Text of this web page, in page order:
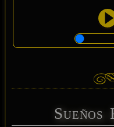
Sueños